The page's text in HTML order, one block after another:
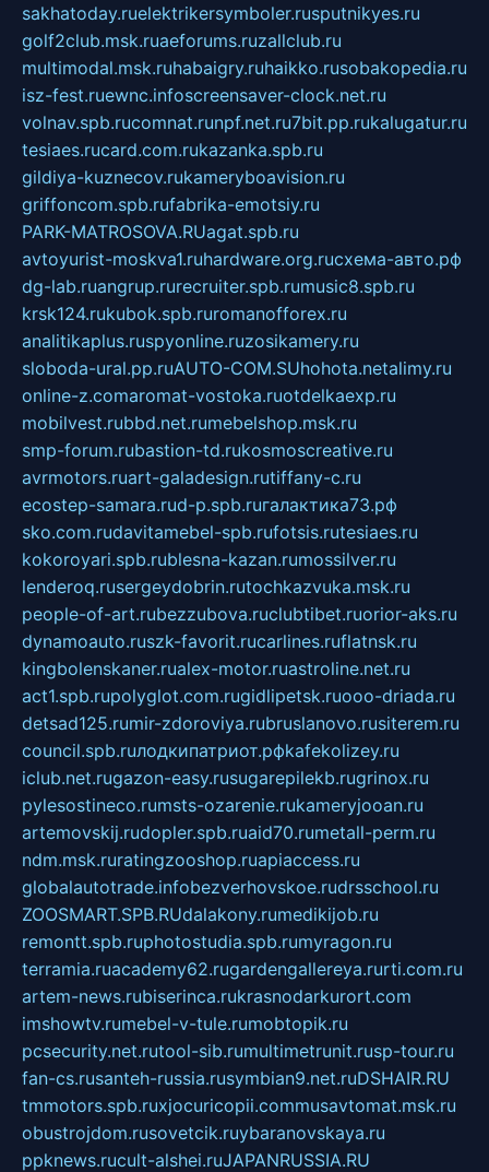
sakhatoday.ruelektrikersymboler.rusputnikyes.ru
golf2club.msk.ruaeforums.ruzallclub.ru
multimodal.msk.ruhabaigry.ruhaikko.rusobakopedia.ru
isz-fest.ruewnc.infoscreensaver-clock.net.ru
volnav.spb.rucomnat.runpf.net.ru7bit.pp.rukalugatur.ru
tesiaes.rucard.com.rukazanka.spb.ru
gildiya-kuznecov.rukameryboavision.ru
griffoncom.spb.rufabrika-emotsiy.ru
PARK-MATROSOVA.RUagat.spb.ru
avtoyurist-moskva1.ruhardware.org.ruсхема-авто.рф
dg-lab.ruangrup.rurecruiter.spb.rumusic8.spb.ru
krsk124.rukubok.spb.ruromanofforex.ru
analitikaplus.ruspyonline.ruzosikamery.ru
sloboda-ural.pp.ruAUTO-COM.SUhohota.netalimy.ru
online-z.comaromat-vostoka.ruotdelkaexp.ru
mobilvest.rubbd.net.rumebelshop.msk.ru
smp-forum.rubastion-td.rukosmoscreative.ru
avrmotors.ruart-galadesign.rutiffany-c.ru
ecostep-samara.rud-p.spb.ruгалактика73.рф
sko.com.rudavitamebel-spb.rufotsis.rutesiaes.ru
kokoroyari.spb.rublesna-kazan.rumossilver.ru
lenderoq.rusergeydobrin.rutochkazvuka.msk.ru
people-of-art.rubezzubova.ruclubtibet.ruorior-aks.ru
dynamoauto.ruszk-favorit.rucarlines.ruflatnsk.ru
kingbolenskaner.rualex-motor.ruastroline.net.ru
act1.spb.rupolyglot.com.rugidlipetsk.ruooo-driada.ru
detsad125.rumir-zdoroviya.rubruslanovo.rusiterem.ru
council.spb.ruлодкипатриот.рфkafekolizey.ru
iclub.net.rugazon-easy.rusugarepilekb.rugrinox.ru
pylesostineco.rumsts-ozarenie.rukameryjooan.ru
artemovskij.rudopler.spb.ruaid70.rumetall-perm.ru
ndm.msk.ruratingzooshop.ruapiaccess.ru
globalautotrade.infobezverhovskoe.rudrsschool.ru
ZOOSMART.SPB.RUdalakony.rumedikijob.ru
remontt.spb.ruphotostudia.spb.rumyragon.ru
terramia.ruacademy62.rugardengallereya.rurti.com.ru
artem-news.rubiserinca.rukrasnodarkurort.com
imshowtv.rumebel-v-tule.rumobtopik.ru
pcsecurity.net.rutool-sib.rumultimetrunit.rusp-tour.ru
fan-cs.rusanteh-russia.rusymbian9.net.ruDSHAIR.RU
tmmotors.spb.ruxjocuricopii.commusavtomat.msk.ru
obustrojdom.rusovetcik.ruybaranovskaya.ru
ppknews.rucult-alshei.ruJAPANRUSSIA.RU